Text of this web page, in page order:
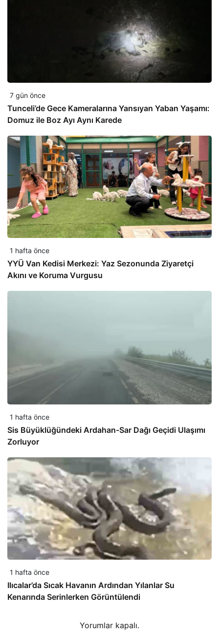
7 gün önce
Tunceli’de Gece Kameralarına Yansıyan Yaban Yaşamı:
Domuz ile Boz Ayı Aynı Karede
1 hafta önce
YYÜ Van Kedisi Merkezi: Yaz Sezonunda Ziyaretçi
Akını ve Koruma Vurgusu
1 hafta önce
Sis Büyüklüğündeki Ardahan-Sar Dağı Geçidi Ulaşımı
Zorluyor
1 hafta önce
Ilıcalar’da Sıcak Havanın Ardından Yılanlar Su
Kenarında Serinlerken Görüntülendi
Yorumlar kapalı.